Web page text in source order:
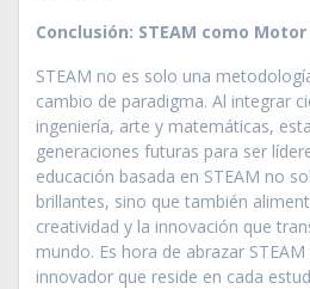
Conclusión: STEAM como
STEAM no es solo una
cambio de paradigma. Al integrar
ingeniería, arte y matemáticas,
generaciones futuras para ser
educación basada en STEAM no
brillantes, sino que también
creatividad y la innovación que
mundo. Es hora de abrazar
innovador que reside en cada